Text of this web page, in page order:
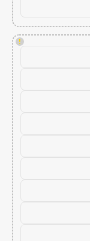
!